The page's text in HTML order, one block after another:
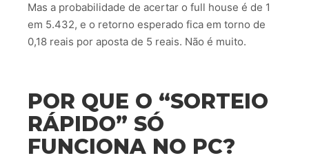
Mas a probabilidade de acertar o full house é de 1
em 5.432, e o retorno esperado fica em torno de
0,18 reais por aposta de 5 reais. Não é muito.
POR QUE O “SORTEIO
RÁPIDO” SÓ
FUNCIONA NO PC?